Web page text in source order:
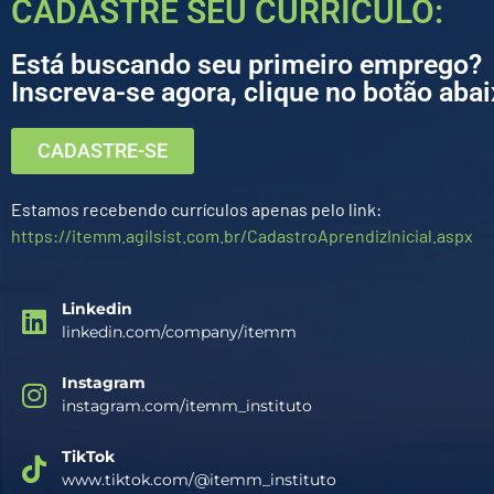
CADASTRE SEU CURRÍCULO:
Está buscando seu primeiro emprego?
Inscreva-se agora, clique no botão
CADASTRE-SE
Estamos recebendo currículos apenas pelo link:
https://itemm.agilsist.com.br/CadastroAprendizInicial.aspx
Linkedin
linkedin.com/company/itemm
Instagram
instagram.com/itemm_instituto
TikTok
www.tiktok.com/@itemm_instituto